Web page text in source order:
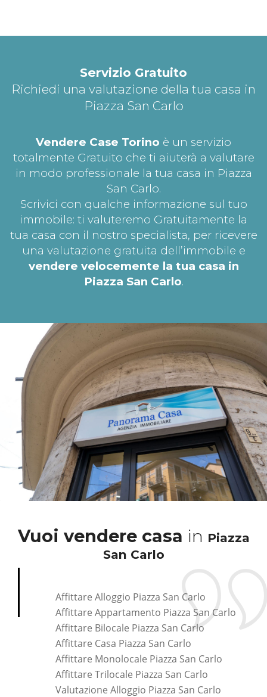
Servizio Gratuito
Richiedi una valutazione della tua casa in
Piazza San Carlo
Vendere Case Torino è un servizio
totalmente Gratuito che ti aiuterà a valutare
in modo professionale la tua casa in Piazza
San Carlo.
Scrivici con qualche informazione sul tuo
immobile: ti valuteremo Gratuitamente la
tua casa con il nostro specialista, per ricevere
una valutazione gratuita dell’immobile e
vendere velocemente la tua casa in
Piazza San Carlo.
Vuoi vendere casa in Piazza
San Carlo
Affittare Alloggio Piazza San Carlo
Affittare Appartamento Piazza San Carlo
Affittare Bilocale Piazza San Carlo
Affittare Casa Piazza San Carlo
Affittare Monolocale Piazza San Carlo
Affittare Trilocale Piazza San Carlo
Valutazione Alloggio Piazza San Carlo